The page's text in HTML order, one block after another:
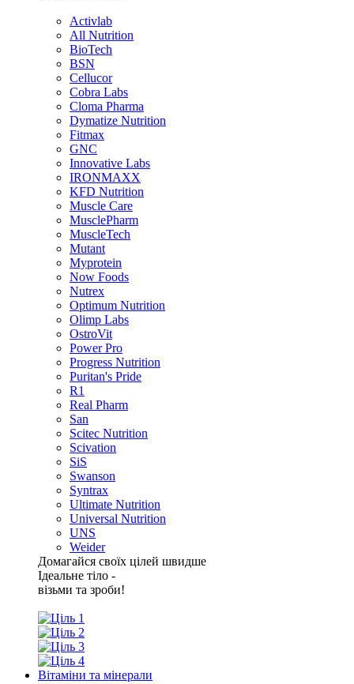
Activlab
All Nutrition
BioTech
BSN
Cellucor
Cobra Labs
Cloma Pharma
Dymatize Nutrition
Fitmax
GNC
Innovative Labs
IRONMAXX
KFD Nutrition
Muscle Care
MusclePharm
MuscleTech
Mutant
Myprotein
Now Foods
Nutrex
Optimum Nutrition
Olimp Labs
OstroVit
Power Pro
Progress Nutrition
Puritan's Pride
R1
Real Pharm
San
Scitec Nutrition
Scivation
SiS
Swanson
Syntrax
Ultimate Nutrition
Universal Nutrition
UNS
Weider
Домагайся своїх цілей швидше
Ідеальне тіло -
візьми та зроби!
Вітаміни та мінерали